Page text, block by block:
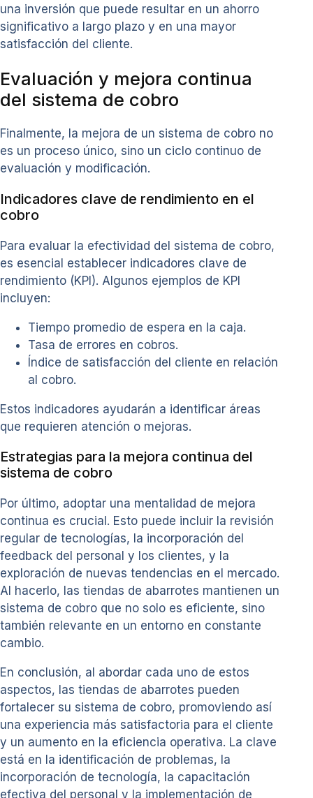
una inversión que puede resultar en un ahorro
significativo a largo plazo y en una mayor
satisfacción del cliente.
Evaluación y mejora continua
del sistema de cobro
Finalmente, la mejora de un sistema de cobro no
es un proceso único, sino un ciclo continuo de
evaluación y modificación.
Indicadores clave de rendimiento en el
cobro
Para evaluar la efectividad del sistema de cobro,
es esencial establecer indicadores clave de
rendimiento (KPI). Algunos ejemplos de KPI
incluyen:
Tiempo promedio de espera en la caja.
Tasa de errores en cobros.
Índice de satisfacción del cliente en relación
al cobro.
Estos indicadores ayudarán a identificar áreas
que requieren atención o mejoras.
Estrategias para la mejora continua del
sistema de cobro
Por último, adoptar una mentalidad de mejora
continua es crucial. Esto puede incluir la revisión
regular de tecnologías, la incorporación del
feedback del personal y los clientes, y la
exploración de nuevas tendencias en el mercado.
Al hacerlo, las tiendas de abarrotes mantienen un
sistema de cobro que no solo es eficiente, sino
también relevante en un entorno en constante
cambio.
En conclusión, al abordar cada uno de estos
aspectos, las tiendas de abarrotes pueden
fortalecer su sistema de cobro, promoviendo así
una experiencia más satisfactoria para el cliente
y un aumento en la eficiencia operativa. La clave
está en la identificación de problemas, la
incorporación de tecnología, la capacitación
efectiva del personal y la implementación de